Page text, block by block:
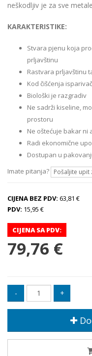
neškodljiv je za sve
KARAKTERISTIKE:
Stvara pjenu koja
prljavštinu
Rastvara prljavštinu
Kod čišćenja
Biološki je razgradiv
Ne sadrži kiseline,
prostoru
Ne oštećuje bakar ni
Radi ekonomične
Dostupan u
Imate pitanja? Pošaljite upit
CIJENA BEZ PDV: 63,81 €
PDV: 15,95 €
CIJENA SA PDV:
79,76 €